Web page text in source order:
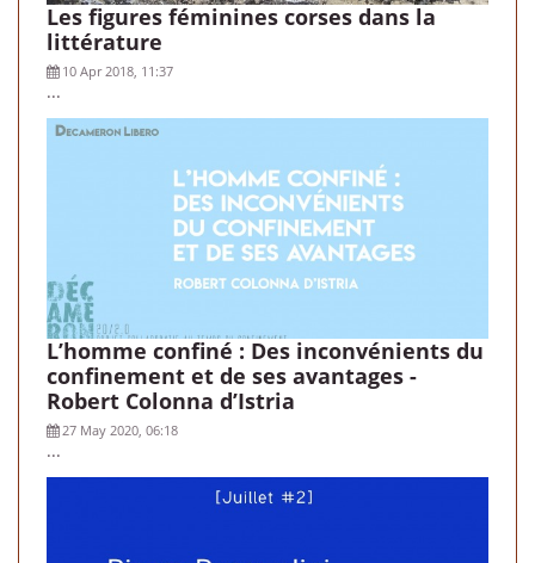
Les figures féminines corses dans la
littérature
10 Apr 2018, 11:37
...
L’homme confiné : Des inconvénients du
confinement et de ses avantages -
Robert Colonna d’Istria
27 May 2020, 06:18
...